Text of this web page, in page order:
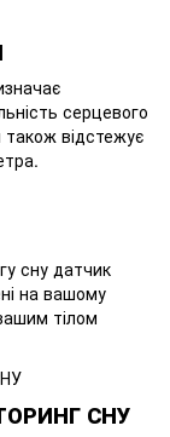
серцевого
відстежує
сну датчик
на вашому
тілом
СНУ